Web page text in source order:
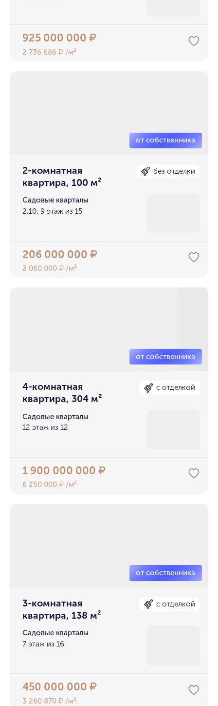
925 000 000₽
2 736 686₽ /м²
2-комнатная
квартира, 100 м²
без отделки
Садовые кварталы
2.10, 9 этаж из 15
206 000 000₽
2 060 000₽ /м²
4-комнатная
квартира, 304 м²
с отделкой
Садовые кварталы
12 этаж из 12
1 900 000 000₽
6 250 000₽ /м²
3-комнатная
квартира, 138 м²
с отделкой
Садовые кварталы
7 этаж из 16
450 000 000₽
3 260 870₽ /м²